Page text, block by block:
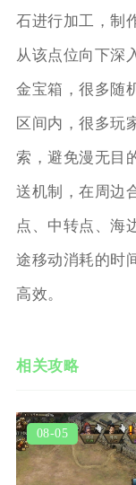
石进行加工，制
从该点位向下深
金宝箱，很多随
区间内，很多玩
索，避免漫无目
送机制，在周边
点、中转点、海
途移动消耗的时
高效。
相关攻略
08-05